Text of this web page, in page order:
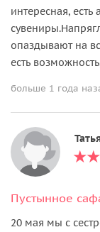
интересная, есть
опаздывают на
есть
больше 1 года
Пустынное
20 мая мы с